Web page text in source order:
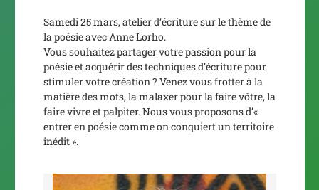
Samedi 25 mars, atelier d’écriture sur le thème de
la poésie avec Anne Lorho.
Vous souhaitez partager votre passion pour la
poésie et acquérir des techniques d’écriture pour
stimuler votre création ? Venez vous frotter à la
matière des mots, la malaxer pour la faire vôtre, la
faire vivre et palpiter. Nous vous proposons d’«
entrer en poésie comme on conquiert un territoire
inédit ».